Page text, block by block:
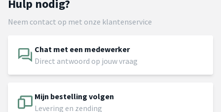
Hulp nodig?
Neem contact op met onze klantenservice
Chat met een medewerker
Direct antwoord op jouw vraag
Mijn bestelling volgen
Levering en zending